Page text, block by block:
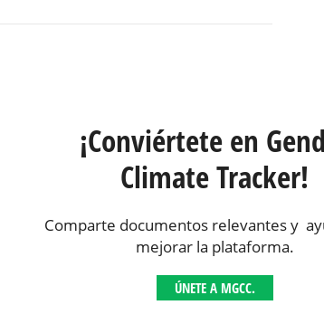
¡Conviértete en
Climate Tracker!
Comparte documentos relevantes y
mejorar la plataforma.
ÚNETE A MGCC.